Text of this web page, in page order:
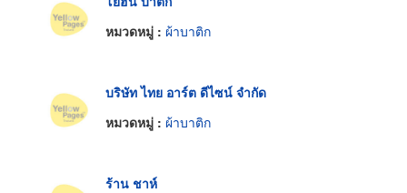
หมวดหมู่ : ผ้าบาติก
บริษัท ไทย อาร์ต ดีไซน์ จำกัด
หมวดหมู่ : ผ้าบาติก
ร้าน ชาห์